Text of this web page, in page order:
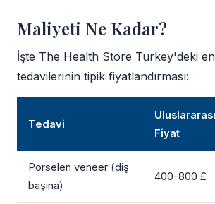
Maliyeti Ne Kadar?
İşte The Health Store Turkey'deki en
tedavilerinin tipik fiyatlandırması:
Tedavi
Uluslararası
Fiyat
Porselen veneer (diş
başına)
400-800 £